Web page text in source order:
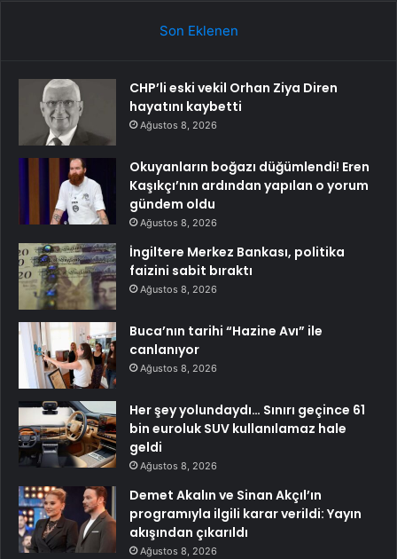
Son Eklenen
CHP’li eski vekil Orhan Ziya Diren
hayatını kaybetti
Ağustos 8, 2026
Okuyanların boğazı düğümlendi! Eren
Kaşıkçı’nın ardından yapılan o yorum
gündem oldu
Ağustos 8, 2026
İngiltere Merkez Bankası, politika
faizini sabit bıraktı
Ağustos 8, 2026
Buca’nın tarihi “Hazine Avı” ile
canlanıyor
Ağustos 8, 2026
Her şey yolundaydı… Sınırı geçince 61
bin euroluk SUV kullanılamaz hale
geldi
Ağustos 8, 2026
Demet Akalın ve Sinan Akçıl’ın
programıyla ilgili karar verildi: Yayın
akışından çıkarıldı
Ağustos 8, 2026